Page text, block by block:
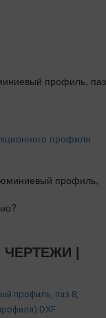
|
профиль, паз 8,